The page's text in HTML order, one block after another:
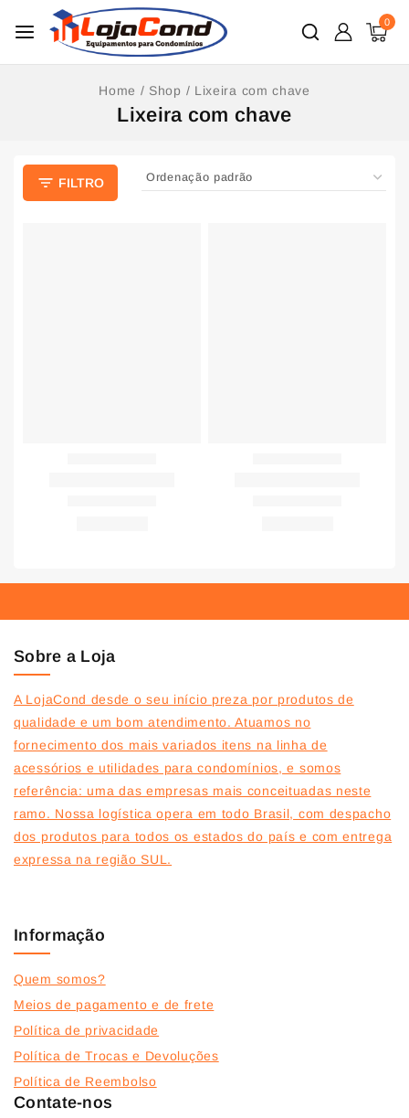
0
Home / Shop / Lixeira com chave
Lixeira com chave
FILTRO
Sobre a Loja
A LojaCond desde o seu início preza por produtos de
qualidade e um bom atendimento. Atuamos no
fornecimento dos mais variados itens na linha de
acessórios e utilidades para condomínios, e somos
referência: uma das empresas mais conceituadas neste
ramo. Nossa logística opera em todo Brasil, com despacho
dos produtos para todos os estados do país e com entrega
expressa na região SUL.
Informação
Quem somos?
Meios de pagamento e de frete
Política de privacidade
Política de Trocas e Devoluções
Política de Reembolso
Contate-nos